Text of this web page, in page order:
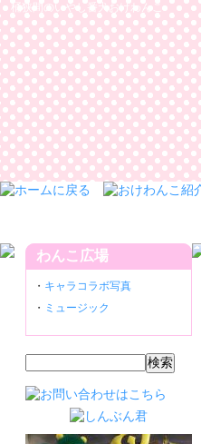
桶狭間のいやし番犬おけわんこ
わんこ広場
・ キャラコラボ写真
・ ミュージック